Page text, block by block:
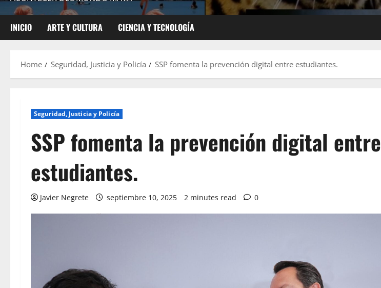
INICIO ARTE Y CULTURA CIENCIA Y TECNOLOGÍA
Home Seguridad, Justicia y Policía SSP fomenta la prevención digital entre estudiantes.
Seguridad, Justicia y Policía
SSP fomenta la prevención digital entre
estudiantes.
Javier Negrete septiembre 10, 2025 2 minutes read 0